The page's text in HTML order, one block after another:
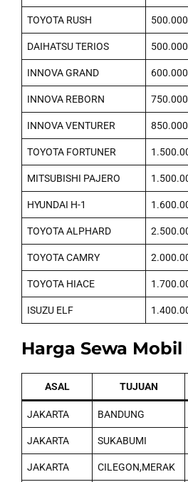
TOYOTA RUSH 500.000
DAIHATSU TERIOS 500.000
INNOVA GRAND 600.000
INNOVA REBORN 750.000
INNOVA VENTURER 850.000
TOYOTA FORTUNER
MITSUBISHI PAJERO
HYUNDAI H-1
TOYOTA ALPHARD
TOYOTA CAMRY
TOYOTA HIACE
ISUZU ELF
Harga Sewa
ASAL TUJUAN
JAKARTA BANDUNG
JAKARTA SUKABUMI
JAKARTA CILEGON,MERAK